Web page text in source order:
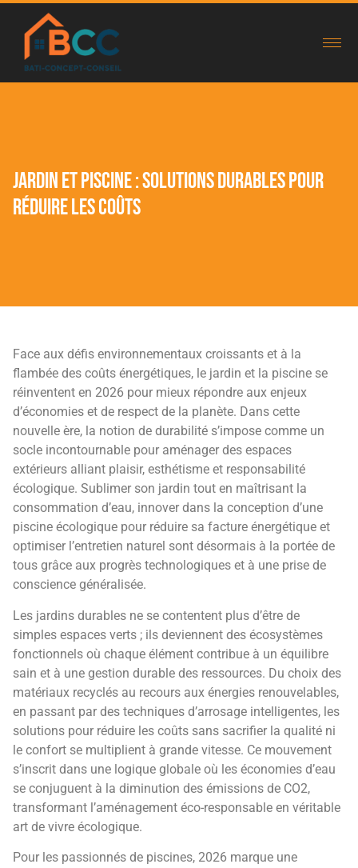
Jardin et piscine : solutions durables pour
réduire les coûts
Face aux défis environnementaux croissants et à la
flambée des coûts énergétiques, le jardin et la piscine se
réinventent en 2026 pour mieux répondre aux enjeux
d’économies et de respect de la planète. Dans cette
nouvelle ère, la notion de durabilité s’impose comme un
socle incontournable pour aménager des espaces
extérieurs alliant plaisir, esthétisme et responsabilité
écologique. Sublimer son jardin tout en maîtrisant la
consommation d’eau, innover dans la conception d’une
piscine écologique pour réduire sa facture énergétique et
optimiser l’entretien naturel sont désormais à la portée de
tous grâce aux progrès technologiques et à une prise de
conscience généralisée.
Les jardins durables ne se contentent plus d’être de
simples espaces verts ; ils deviennent des écosystèmes
fonctionnels où chaque élément contribue à un équilibre
sain et à une gestion durable des ressources. Du choix des
matériaux recyclés au recours aux énergies renouvelables,
en passant par des techniques d’arrosage intelligentes, les
solutions pour réduire les coûts sans sacrifier la qualité ni
le confort se multiplient à grande vitesse. Ce mouvement
s’inscrit dans une logique globale où les économies d’eau
se conjuguent à la diminution des émissions de CO2,
transformant l’aménagement éco-responsable en véritable
art de vivre écologique.
Pour les passionnés de piscines, 2026 marque une